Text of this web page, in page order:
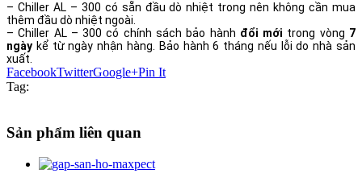
– Chiller AL – 300 có sẵn đầu dò nhiệt trong nên không cần mua
thêm đầu dò nhiệt ngoài.
– Chiller AL – 300có chính sách bảo hành đổi mới trong vòng 7
ngày kể từ ngày nhận hàng. Bảo hành 6 tháng nếu lỗi do nhà sản
xuất.
FacebookTwitterGoogle+Pin It
Tag:
Sản phẩm liên quan